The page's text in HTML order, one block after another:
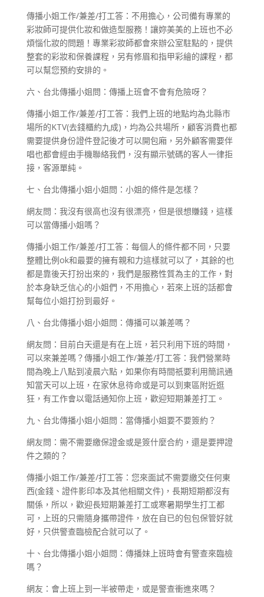
傳播小姐工作/兼差/打工答：不用擔心，公司備有專業的
彩妝師可提供化妝和做造型服務！讓妳美美的上班也不必
煩惱化妝的問題！專業彩妝師都會來辦公室駐點的，提供
整套的彩妝和保養課程，另有修眉和指甲彩繪的課程，都
可以幫您預約安排的。
六、台北傳播小姐問：傳播上班會不會有危險呀？
傳播小姐工作/兼差/打工答：我們上班的地點均為北縣市
場所的KTV(去錢櫃約九成)，均為公共場所，顧客消費也都
需要提供身份證件登記後才可以開包廂，另外顧客需要伴
唱也都會經由手機聯絡我們，沒有顯示號碼的客人一律拒
接，客源單純。
七、台北傳播小姐小姐問：小姐的條件是怎樣？
網友問：我沒有很高也沒有很漂亮，但是很想賺錢，這樣
可以當傳播小姐嗎？
傳播小姐工作/兼差/打工答：每個人的條件都不同，只要
整體比例ok和最要的擁有親和力這樣就可以了，其餘的也
都是靠後天打扮出來的，我們是服務性質為主的工作，對
於本身缺乏信心的小姐們，不用擔心，若來上班的話都會
幫每位小姐打扮到最好。
八、台北傳播小姐小姐問：傳播可以兼差嗎？
網友問：目前白天還是有在上班，若只利用下班的時間，
可以來兼差嗎？傳播小姐工作/兼差/打工答：我們營業時
間為晚上八點到凌晨六點，如果你有時間祇要利用簡訊通
知當天可以上班，在家休息待命或是可以到東區附近逛
狂，有工作會以電話通知你上班，歡迎短期兼差打工。
九、台北傳播小姐小姐問：當傳播小姐要不要簽約？
網友問：需不需要繳保證金或是簽什麼合約，還是要押證
件之類的？
傳播小姐工作/兼差/打工答：您來面試不需要繳交任何東
西(金錢、證件影印本及其他相關文件)，長期短期都沒有
關係，所以，歡迎長短期兼差打工或寒暑期學生打工都
可，上班的只需隨身攜帶證件，放在自已的包包保管好就
好，只供警查臨檢配合就可以了。
十、台北傳播小姐小姐問：傳播妹上班時會有警查來臨檢
嗎？
網友：會上班上到一半被帶走，或是警查衝進來嗎？